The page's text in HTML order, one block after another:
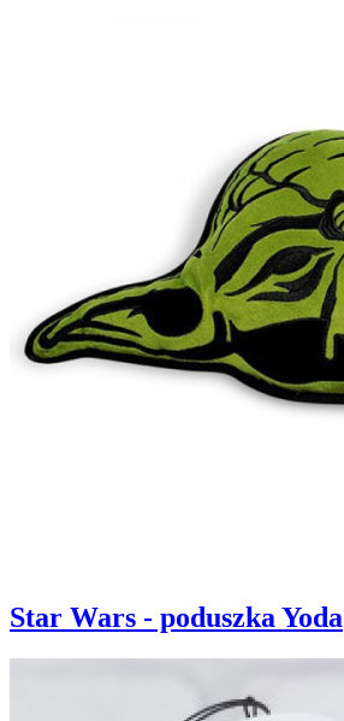
Star Wars - poduszka Yoda